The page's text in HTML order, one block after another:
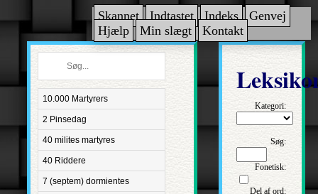
Skannet Indtastet Indeks
Genvej
Hjælp
Min slægt Kontakt
10.000 Martyrers
2 Pinsedag
40 milites martyres
40 Riddere
7 (septem) dormientes
Kategori:
Søg:
Fonetisk:
Del af ord: